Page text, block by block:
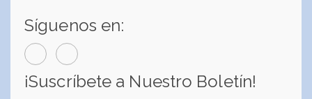
Síguenos en:
¡Suscríbete a Nuestro Boletín!